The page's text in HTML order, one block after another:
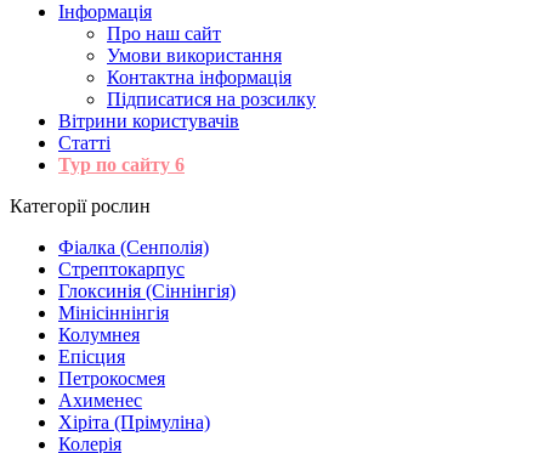
Інформація
Про наш сайт
Умови використання
Контактна інформація
Підписатися на розсилку
Вітрини користувачів
Статті
Тур по сайту 6
Категорії рослин
Фіалка (Сенполія)
Стрептокарпус
Глоксинія (Сіннінгія)
Мінісіннінгія
Колумнея
Епісция
Петрокосмея
Ахименес
Хіріта (Прімуліна)
Колерія